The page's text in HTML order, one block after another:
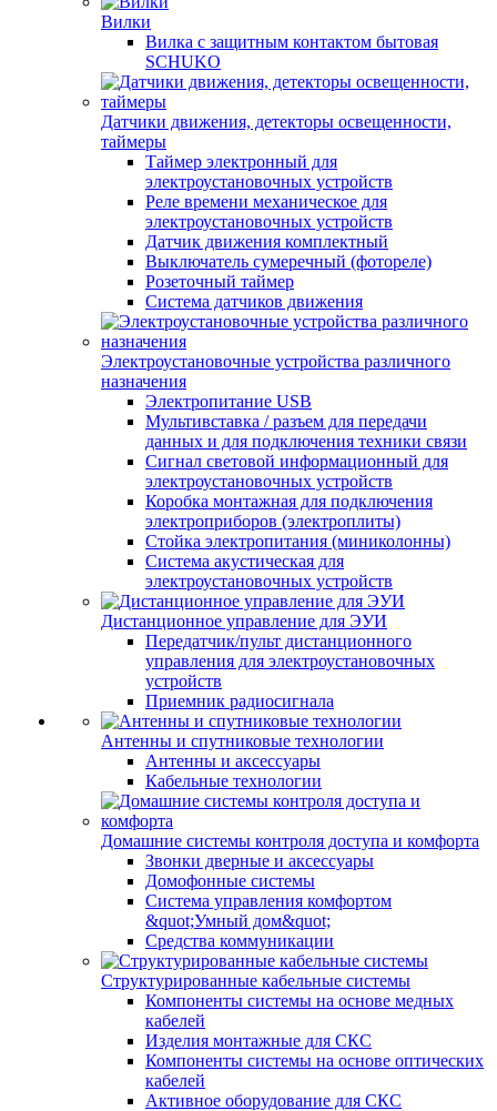
Вилки
Вилка с защитным контактом бытовая
SCHUKO
Датчики движения, детекторы освещенности,
таймеры
Таймер электронный для
электроустановочных устройств
Реле времени механическое для
электроустановочных устройств
Датчик движения комплектный
Выключатель сумеречный (фотореле)
Розеточный таймер
Система датчиков движения
Электроустановочные устройства различного
назначения
Электропитание USB
Мультивставка / разъем для передачи
данных и для подключения техники связи
Сигнал световой информационный для
электроустановочных устройств
Коробка монтажная для подключения
электроприборов (электроплиты)
Стойка электропитания (миниколонны)
Система акустическая для
электроустановочных устройств
Дистанционное управление для ЭУИ
Передатчик/пульт дистанционного
управления для электроустановочных
устройств
Приемник радиосигнала
Антенны и спутниковые технологии
Антенны и аксессуары
Кабельные технологии
Домашние системы контроля доступа и комфорта
Звонки дверные и аксессуары
Домофонные системы
Система управления комфортом
&quot;Умный дом&quot;
Средства коммуникации
Структурированные кабельные системы
Компоненты системы на основе медных
кабелей
Изделия монтажные для СКС
Компоненты системы на основе оптических
кабелей
Активное оборудование для СКС